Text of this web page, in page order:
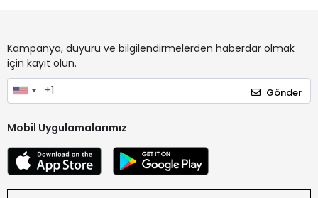
Kampanya, duyuru ve bilgilendirmelerden haberdar olmak
için kayıt olun.
Gönder
Mobil Uygulamalarımız